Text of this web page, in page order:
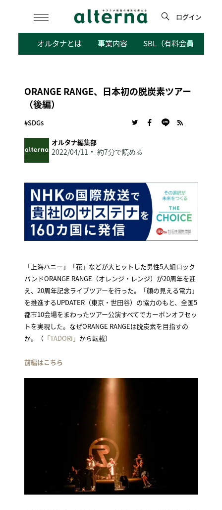
検
ログイン
オルタナとは 事業内容 SBL（有料会員向けサ
ORANGE RANGE、日本初の脱炭素ツアー
（後編）
#SDGs
オルタナ編集部
2022/04/11 約7分で読める
「上海ハニー」「花」などが大ヒットした男性5人組ロック
バンドORANGE RANGE（オレンジ・レンジ）が20周年を迎
え、20周年記念ライブツアーを行った。「顔の見える電力」
を推進するUPDATER（東京・世田谷）の協力のもと、全国5
都市10会場をまわったツアー公演すべてでカーボンオフセッ
トを実現した。なぜORANGE RANGEは脱炭素を目指すの
か。（「TADORi」 から転載）
前編はこちら